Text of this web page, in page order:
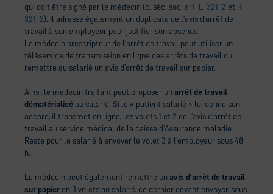
qui doit être signé par le médecin (c. séc. soc. art. L. 321-2 et R.
321-2). Il adresse également un duplicata de l’avis d’arrêt de
travail à son employeur pour justifier son absence.
Le médecin prescripteur de l’arrêt de travail peut utiliser un
téléservice de transmission en ligne des arrêts de travail ou
remettre au salarié un avis d’arrêt de travail sur papier.
Ainsi, le médecin traitant peut proposer un arrêt de travail
dématérialisé au salarié. Si le « patient salarié » lui donne son
accord, il transmet en ligne, les volets 1 et 2 de l’avis d’arrêt de
travail au service médical de la caisse d’Assurance maladie.
Reste pour le salarié à envoyer le volet 3 à l’employeur sous 48
h.
Le médecin peut également remettre un avis d’arrêt de travail
sur papier en 3 volets au salarié, ce dernier devant envoyer, sous